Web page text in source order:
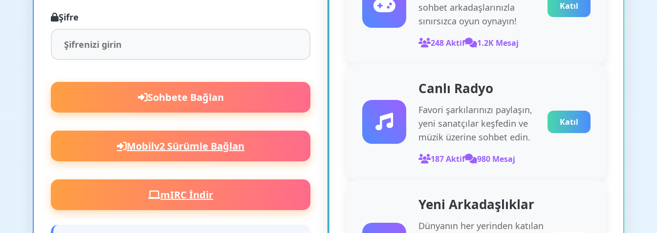
Şifre
Sohbete Bağlan
Mobilv2 Sürümle Bağlan
mIRC İndir
sohbet arkadaşlarınızla
sınırsızca oyun oynayın!
248 Aktif 1.2K Mesaj
Katıl
Canlı Radyo
Favori şarkılarınızı paylaşın,
yeni sanatçılar keşfedin ve
müzik üzerine sohbet edin.
187 Aktif 980 Mesaj
Katıl
Yeni Arkadaşlıklar
Dünyanın her yerinden katılan